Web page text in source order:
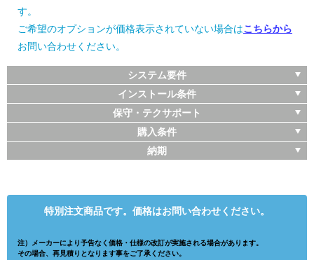
す。
ご希望のオプションが価格表示されていない場合はこちらから
お問い合わせください。
システム要件
インストール条件
保守・テクサポート
購入条件
納期
特別注文商品です。価格はお問い合わせください。
注）メーカーにより予告なく価格・仕様の改訂が実施される場合があります。
その場合、再見積りとなります事をご了承ください。